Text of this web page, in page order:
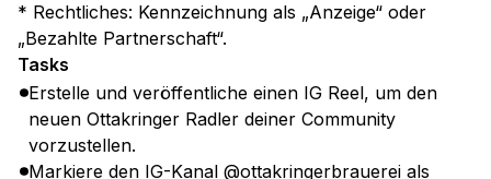
* Rechtliches: Kennzeichnung als „Anzeige“ oder
„Bezahlte Partnerschaft“.
Tasks
Erstelle und veröffentliche einen IG Reel, um den
neuen Ottakringer Radler deiner Community
vorzustellen.
Markiere den IG-Kanal @ottakringerbrauerei als